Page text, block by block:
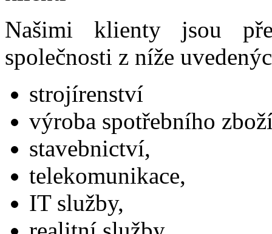
Našimi klienty jsou
společnosti z níže
strojírenství
výroba spotřebního
stavebnictví,
telekomunikace,
IT služby,